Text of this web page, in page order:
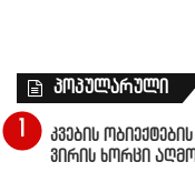
პოპულარული
კვების
ვირის ხორცი